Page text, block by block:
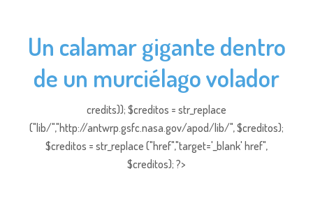
Un calamar gigante dentro
de un murciélago volador
credits)); $creditos = str_replace
("lib/","http://antwrp.gsfc.nasa.gov/apod/lib/", $creditos);
$creditos = str_replace ("href","target='_blank' href",
$creditos); ?>